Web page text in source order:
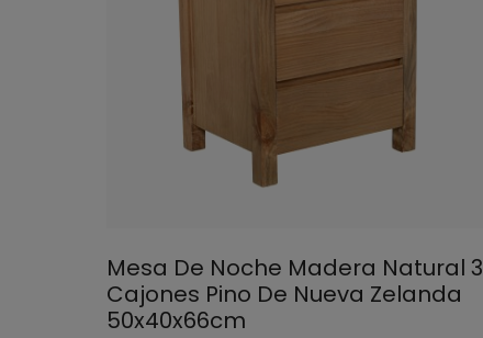
Mesa De Noche Madera Natural 3
Cajones Pino De Nueva Zelanda
50x40x66cm